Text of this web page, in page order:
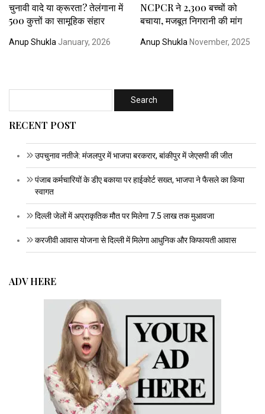
चुनावी वादे या क्रूरता? तेलंगाना में
500 कुत्तों का सामूहिक संहार
Anup Shukla January, 2026
NCPCR ने 2,300 बच्चों को
बचाया, मजबूत निगरानी की मांग
Anup Shukla November, 2025
RECENT POST
उपचुनाव नतीजे: मंजलपुर में भाजपा बरकरार, बांकीपुर में जेएसपी की जीत
पंजाब कर्मचारियों के डीए बकाया पर हाईकोर्ट सख्त, भाजपा ने फैसले का किया
स्वागत
दिल्ली जेलों में अप्राकृतिक मौत पर मिलेगा 7.5 लाख तक मुआवजा
करजीवी आवास योजना से दिल्ली में मिलेगा आधुनिक और किफायती आवास
ADV HERE